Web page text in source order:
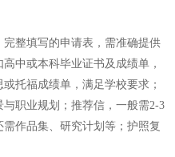
整填写的申请表，需准确提供
中或本科毕业证书及成绩单，
托福成绩单，满足学校要求；
职业规划；推荐信，一般需2-3
作品集、研究计划等；护照复